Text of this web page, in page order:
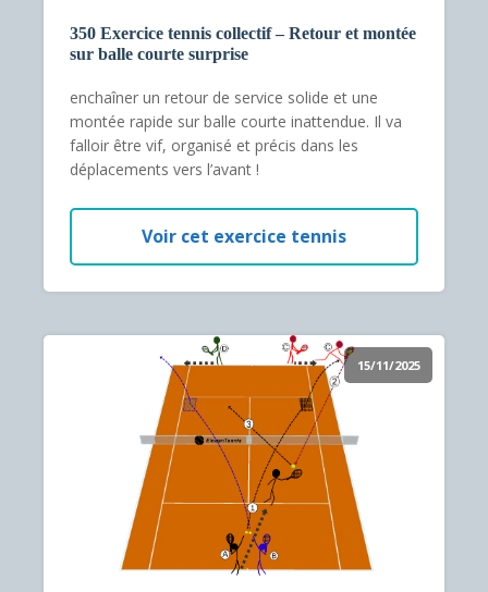
350 Exercice tennis collectif – Retour et montée
sur balle courte surprise
enchaîner un retour de service solide et une
montée rapide sur balle courte inattendue. Il va
falloir être vif, organisé et précis dans les
déplacements vers l’avant !
Voir cet exercice tennis
15/11/2025